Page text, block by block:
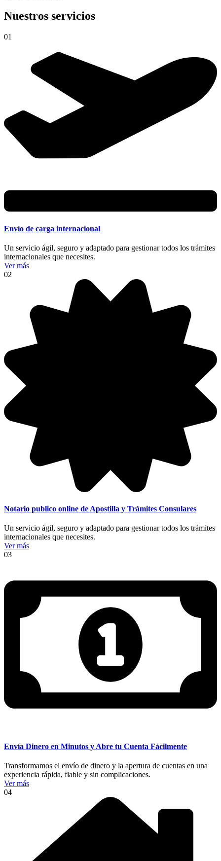
Nuestros servicios
01
Envío de carga internacional
Un servicio ágil, seguro y adaptado para gestionar todos los trámites
internacionales que necesites.
Ver más
02
Notario publico online de Apostilla y Trámites Consulares
Un servicio ágil, seguro y adaptado para gestionar todos los trámites
internacionales que necesites.
Ver más
03
Envía Dinero en Minutos y Abre tu Cuenta Fácilmente
Transformamos el envío de dinero y la apertura de cuentas en una
experiencia rápida, fiable y sin complicaciones.
Ver más
04